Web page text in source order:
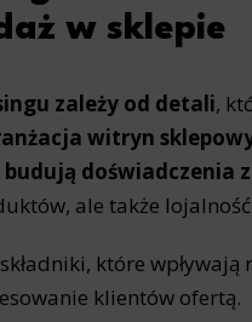
with files installed while browsing other
content deemed most appropriate.
w sklepie
zależy od detali,
witryn
doświadczenia
ale także
które
klientów ofertą.